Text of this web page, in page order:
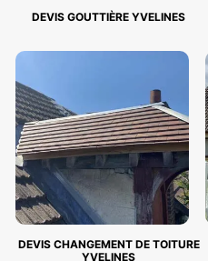
DEVIS GOUTTIÈRE YVELINES
DEVIS CHANGEMENT DE TOITURE
YVELINES